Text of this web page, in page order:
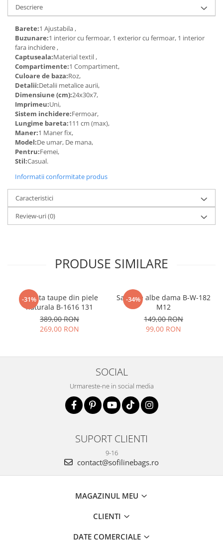
Descriere
Barete:1 Ajustabila ,
Buzunare:1 interior cu fermoar, 1 exterior cu fermoar, 1 interior
fara inchidere ,
Captuseala:Material textil ,
Compartimente:1 Compartiment,
Culoare de baza:Roz,
Detalii:Detalii metalice aurii,
Dimensiune (cm):24x30x7,
Imprimeu:Uni,
Sistem inchidere:Fermoar,
Lungime bareta:111 cm (max),
Maner:1 Maner fix,
Model:De umar, De mana,
Pentru:Femei,
Stil:Casual.
Informatii conformitate produs
Caracteristici
Review-uri(0)
PRODUSE SIMILARE
-31%
Geanta taupe din piele
naturala B-1616 131
389,00 RON
269,00 RON
-34%
Sandale albe dama B-W-182
M12
149,00 RON
99,00 RON
SOCIAL
Urmareste-ne in social media
SUPORT CLIENTI
9-16
contact@sofilinebags.ro
MAGAZINUL MEU
CLIENTI
DATE COMERCIALE